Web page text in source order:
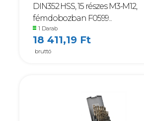
DIN352 HSS, 15 részes M3-M12,
fémdobozban F0599...
1 Darab
18 411,19 Ft
bruttó